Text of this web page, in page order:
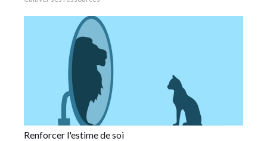
Renforcer l'estime de soi